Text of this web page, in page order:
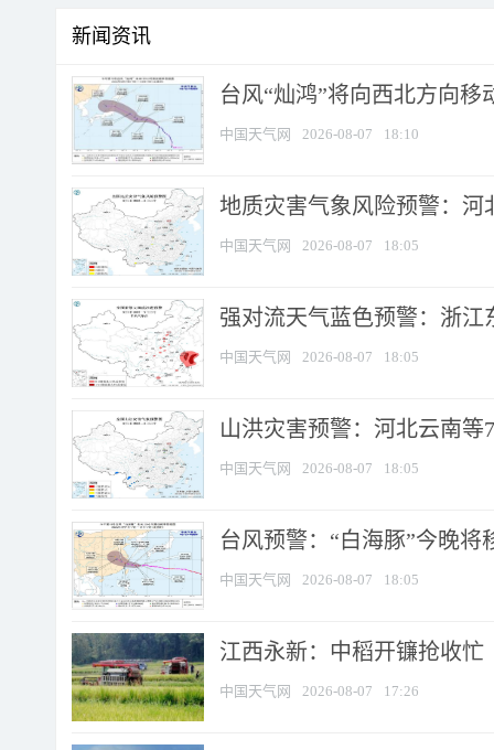
新闻资讯
台风“灿鸿”将向西北方向移
中国天气网 2026-08-07 18:10
地质灾害气象风险预警：河
中国天气网 2026-08-07 18:05
强对流天气蓝色预警：浙江
中国天气网 2026-08-07 18:05
山洪灾害预警：河北云南
中国天气网 2026-08-07 18:05
台风预警：“白海豚”今晚将
中国天气网 2026-08-07 18:05
江西永新：中稻开镰抢收忙
中国天气网 2026-08-07 17:26